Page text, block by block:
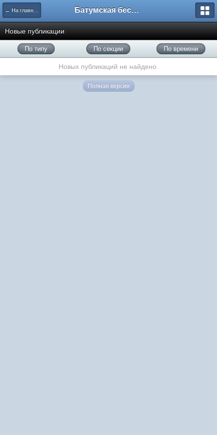
← На главную Батумская беседка
Новые публикации
По типу По секции По времени
Новых публикаций не найдено.
Полная версия